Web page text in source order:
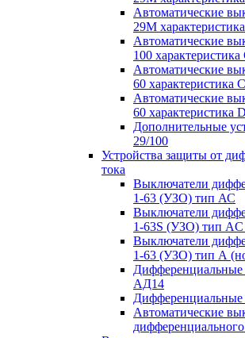
Автоматические
29M
Автоматические
100 характеристика
Автоматические
60 характеристика C
Автоматические
60 характеристика D
Дополнительные
29/100
Устройства защиты от
тока
Выключатели
1-63 (УЗО) тип АС
Выключатели
1-63S (УЗО) тип АC
Выключатели
1-63 (УЗО) тип А
АД14
Автоматические